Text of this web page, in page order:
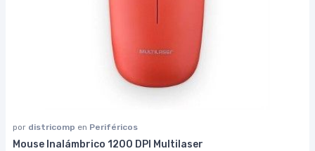
por districomp en Periféricos
Mouse Inalámbrico 1200 DPI Multilaser